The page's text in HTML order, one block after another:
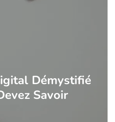
Démystifié
Savoir